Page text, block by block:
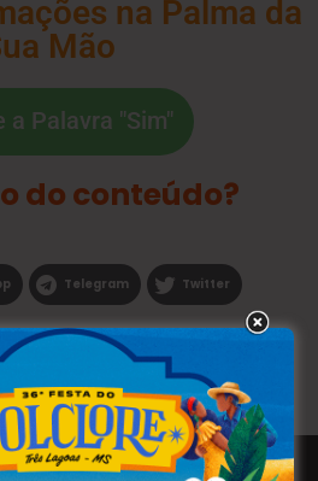
na Palma da
Mão
a Palavra "Sim"
do conteúdo?
Telegram Twitter